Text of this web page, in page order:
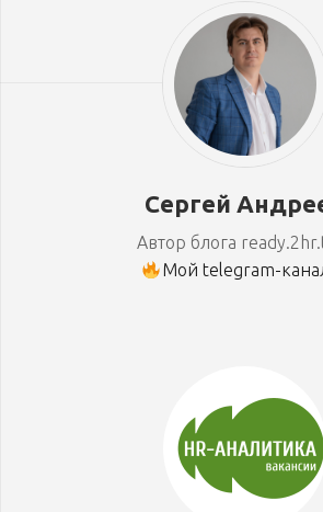
Сергей
Автор блога
Мой telegram-